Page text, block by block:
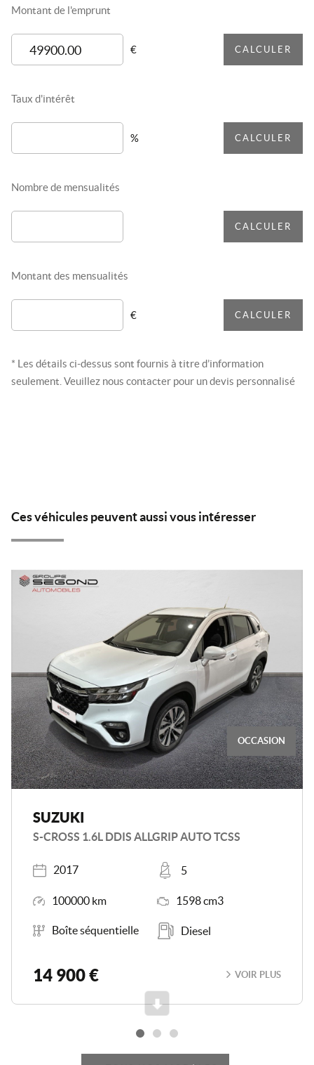
Montant de l'emprunt
€ CALCULER
Taux d'intérêt
% CALCULER
Nombre de mensualités
CALCULER
Montant des mensualités
€ CALCULER
* Les détails ci-dessus sont fournis à titre d’information
seulement. Veuillez nous contacter pour un devis personnalisé
Ces véhicules peuvent aussi vous intéresser
OCCASION
SUZUKI
S-CROSS 1.6L DDIS ALLGRIP AUTO TCSS
Année
2017
Places
5
100000 km 1598 cm3
Boîte de vitesse
Boîte séquentielle
Carburant
Diesel
14 900 € VOIR PLUS
Scroll